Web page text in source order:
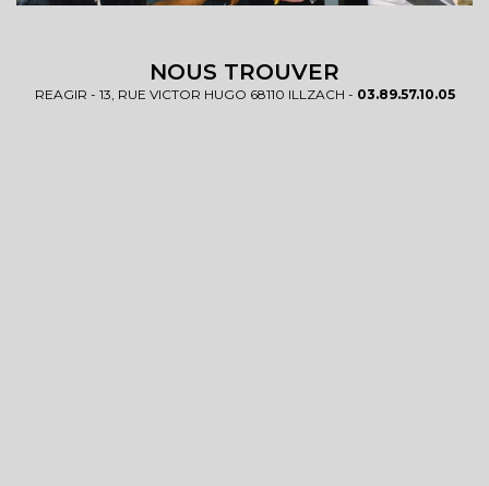
NOUS TROUVER
REAGIR - 13, RUE VICTOR HUGO 68110 ILLZACH - 03.89.57.10.05